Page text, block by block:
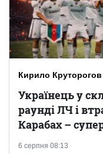
Кирило Круторогов
6 серпня 08:13
Українець у
раунді ЛЧ і
Карабах –